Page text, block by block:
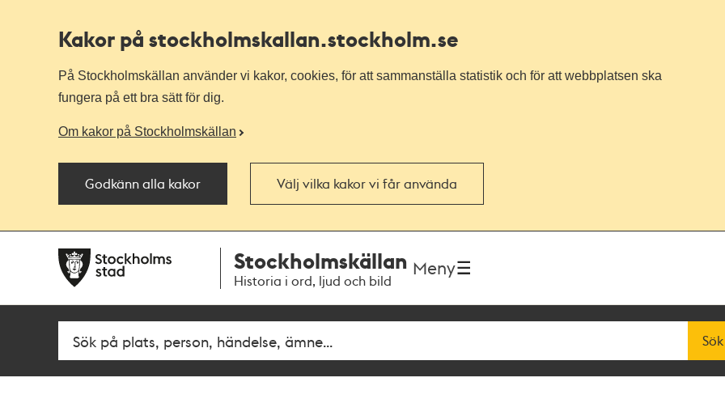
Kakor på stockholmskallan.stockholm.se
På Stockholmskällan använder vi kakor, cookies, för att sammanställa statistik och för att webbplatsen ska
fungera på ett bra sätt för dig.
Om kakor på Stockholmskällan
Godkänn alla kakor Välj vilka kakor vi får använda
navigationen
huvudinnehållet
Stockholmskällan
Historia i ord, ljud och bild
Meny
Fritextsök Sök